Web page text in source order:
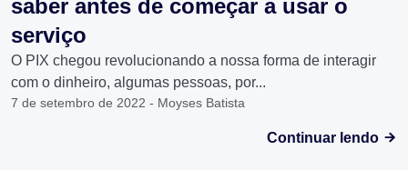
saber antes de começar a usar o
serviço
O PIX chegou revolucionando a nossa forma de interagir
com o dinheiro, algumas pessoas, por...
7 de setembro de 2022 - Moyses Batista
Continuar lendo